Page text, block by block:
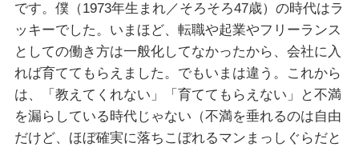
です。僕（1973年生まれ／そろそろ47歳）の時代はラ
ッキーでした。いまほど、転職や起業やフリーランス
としての働き方は一般化してなかったから、会社に入
れば育ててもらえました。でもいまは違う。これから
は、「教えてくれない」「育ててもらえない」と不満
を漏らしている時代じゃない（不満を垂れるのは自由
だけど、ほぼ確実に落ちこぼれるマンまっしぐらだと